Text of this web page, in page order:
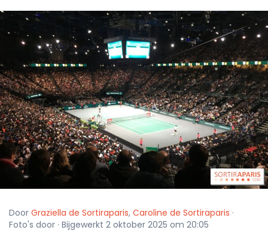
Door Graziella de Sortiraparis, Caroline de Sortiraparis ·
Foto's door · Bijgewerkt 2 oktober 2025 om 20:05